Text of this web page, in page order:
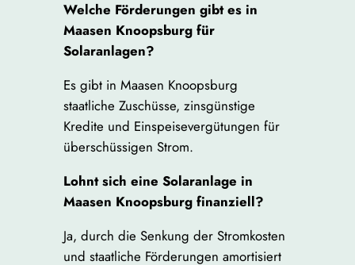
Welche Förderungen gibt es in
Maasen Knoopsburg für
Solaranlagen?
Es gibt in Maasen Knoopsburg
staatliche Zuschüsse, zinsgünstige
Kredite und Einspeisevergütungen für
überschüssigen Strom.
Lohnt sich eine Solaranlage in
Maasen Knoopsburg finanziell?
Ja, durch die Senkung der Stromkosten
und staatliche Förderungen amortisiert